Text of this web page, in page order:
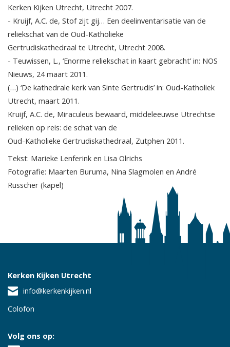
Kerken Kijken Utrecht, Utrecht 2007.
- Kruijf, A.C. de, Stof zijt gij… Een deelinventarisatie van de
reliekschat van de Oud-Katholieke
Gertrudiskathedraal te Utrecht, Utrecht 2008.
- Teuwissen, L., ‘Enorme reliekschat in kaart gebracht’ in: NOS
Nieuws, 24 maart 2011.
(…) ‘De kathedrale kerk van Sinte Gertrudis’ in: Oud-Katholiek
Utrecht, maart 2011.
Kruijf, A.C. de, Miraculeus bewaard, middeleeuwse Utrechtse
relieken op reis: de schat van de
Oud-Katholieke Gertrudiskathedraal, Zutphen 2011.
Tekst: Marieke Lenferink en Lisa Olrichs
Fotografie: Maarten Buruma, Nina Slagmolen en André
Russcher (kapel)
Kerken Kijken Utrecht
info@kerkenkijken.nl
Colofon
Volg ons op: